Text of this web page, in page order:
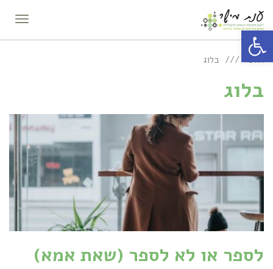
פתח סרגל נגישות
ראשי בלוג
בלוג
לספר או לא לספר (שאת אמא)